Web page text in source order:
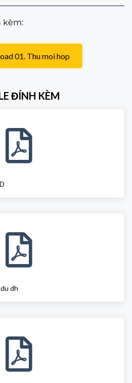
kèm:
01. Thu moi hop
ĐÍNH KÈM
dh